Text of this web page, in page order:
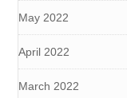
May 2022
April 2022
March 2022